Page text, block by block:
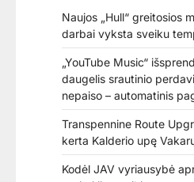
Naujos „Hull“ greitosios
darbai vyksta sveiku
„YouTube Music“
daugelis srautinio
nepaiso – automatinis
Transpennine Route
kerta Kalderio upę
Kodėl JAV vyriausybė